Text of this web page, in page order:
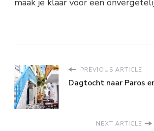
maak je klaar voor een
PREVIOUS ARTICLE
Dagtocht naar Paros
NEXT ARTICLE